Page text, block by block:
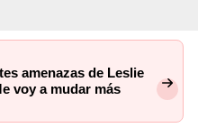
amenazas de Leslie
voy a mudar más